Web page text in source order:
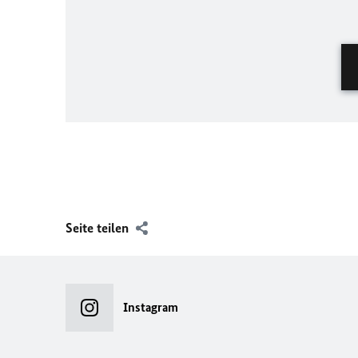
Seite teilen
Instagram